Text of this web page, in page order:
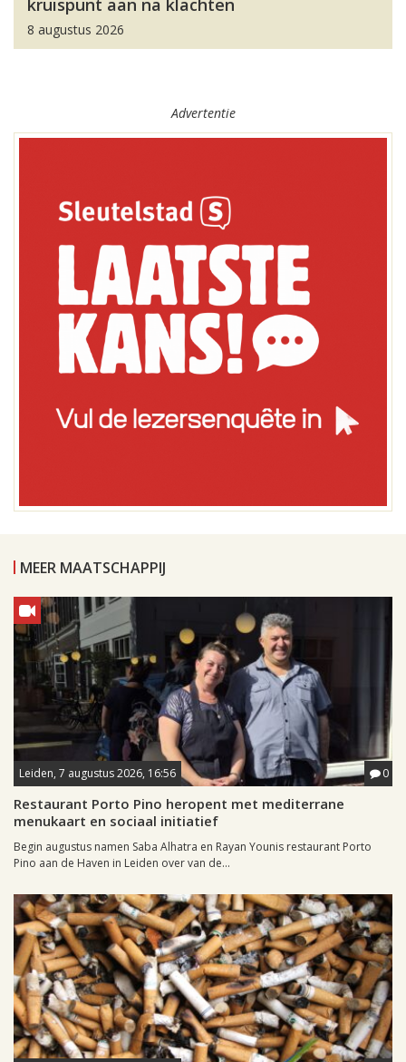
kruispunt aan na klachten
8 augustus 2026
Advertentie
MEER MAATSCHAPPIJ
Leiden, 7 augustus 2026, 16:56 0
Restaurant Porto Pino heropent met mediterrane
menukaart en sociaal initiatief
Begin augustus namen Saba Alhatra en Rayan Younis restaurant Porto
Pino aan de Haven in Leiden over van de...